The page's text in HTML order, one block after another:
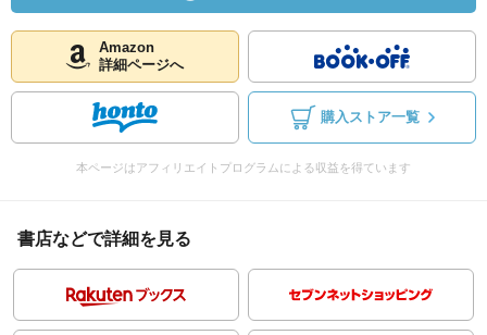
Amazon
詳細ページへ
購入ストア一覧
本ページはアフィリエイトプログラムによる収益を得ています
書店などで詳細を見る